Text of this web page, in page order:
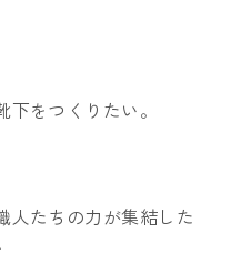
をつくりたい。
人たちの力が集結した